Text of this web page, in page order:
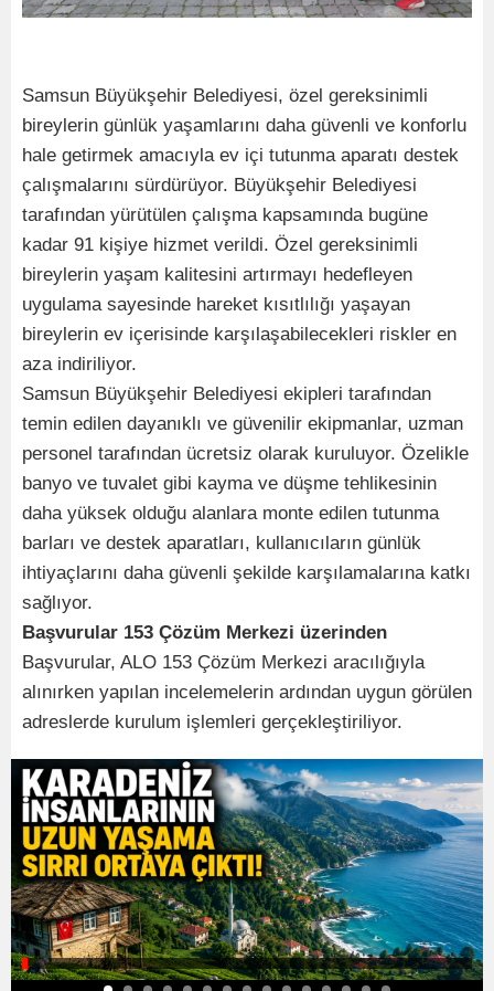
Samsun Büyükşehir Belediyesi, özel gereksinimli
bireylerin günlük yaşamlarını daha güvenli ve konforlu
hale getirmek amacıyla ev içi tutunma aparatı destek
çalışmalarını sürdürüyor. Büyükşehir Belediyesi
tarafından yürütülen çalışma kapsamında bugüne
kadar 91 kişiye hizmet verildi. Özel gereksinimli
bireylerin yaşam kalitesini artırmayı hedefleyen
uygulama sayesinde hareket kısıtlılığı yaşayan
bireylerin ev içerisinde karşılaşabilecekleri riskler en
aza indiriliyor.
Samsun Büyükşehir Belediyesi ekipleri tarafından
temin edilen dayanıklı ve güvenilir ekipmanlar, uzman
personel tarafından ücretsiz olarak kuruluyor. Özelikle
banyo ve tuvalet gibi kayma ve düşme tehlikesinin
daha yüksek olduğu alanlara monte edilen tutunma
barları ve destek aparatları, kullanıcıların günlük
ihtiyaçlarını daha güvenli şekilde karşılamalarına katkı
sağlıyor.
Başvurular 153 Çözüm Merkezi üzerinden
Başvurular, ALO 153 Çözüm Merkezi aracılığıyla
alınırken yapılan incelemelerin ardından uygun görülen
adreslerde kurulum işlemleri gerçekleştiriliyor.